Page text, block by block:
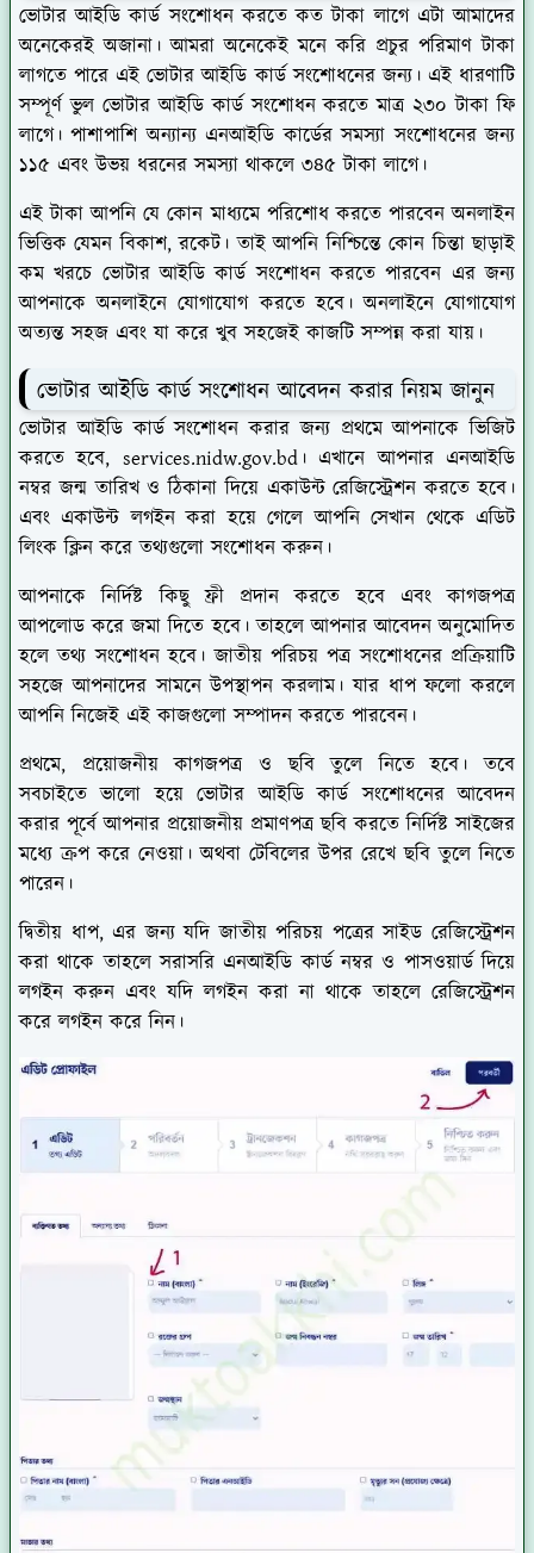
ভোটার আইডি কার্ড সংশোধন করতে কত টাকা লাগে এটা আমাদের
অনেকেরই অজানা। আমরা অনেকেই মনে করি প্রচুর পরিমাণ টাকা
লাগতে পারে এই ভোটার আইডি কার্ড সংশোধনের জন্য। এই ধারণাটি
সম্পূর্ণ ভুল ভোটার আইডি কার্ড সংশোধন করতে মাত্র ২৩০ টাকা ফি
লাগে। পাশাপাশি অন্যান্য এনআইডি কার্ডের সমস্যা সংশোধনের জন্য
১১৫ এবং উভয় ধরনের সমস্যা থাকলে ৩৪৫ টাকা লাগে।
এই টাকা আপনি যে কোন মাধ্যমে পরিশোধ করতে পারবেন অনলাইন
ভিত্তিক যেমন বিকাশ, রকেট। তাই আপনি নিশ্চিন্তে কোন চিন্তা ছাড়াই
কম খরচে ভোটার আইডি কার্ড সংশোধন করতে পারবেন এর জন্য
আপনাকে অনলাইনে যোগাযোগ করতে হবে। অনলাইনে যোগাযোগ
অত্যন্ত সহজ এবং যা করে খুব সহজেই কাজটি সম্পন্ন করা যায়।
ভোটার আইডি কার্ড সংশোধন আবেদন করার নিয়ম জানুন
ভোটার আইডি কার্ড সংশোধন করার জন্য প্রথমে আপনাকে ভিজিট
করতে হবে, services.nidw.gov.bd। এখানে আপনার এনআইডি
নম্বর জন্ম তারিখ ও ঠিকানা দিয়ে একাউন্ট রেজিস্ট্রেশন করতে হবে।
এবং একাউন্ট লগইন করা হয়ে গেলে আপনি সেখান থেকে এডিট
লিংক ক্লিন করে তথ্যগুলো সংশোধন করুন।
আপনাকে নির্দিষ্ট কিছু ফ্রী প্রদান করতে হবে এবং কাগজপত্র
আপলোড করে জমা দিতে হবে। তাহলে আপনার আবেদন অনুমোদিত
হলে তথ্য সংশোধন হবে। জাতীয় পরিচয় পত্র সংশোধনের প্রক্রিয়াটি
সহজে আপনাদের সামনে উপস্থাপন করলাম। যার ধাপ ফলো করলে
আপনি নিজেই এই কাজগুলো সম্পাদন করতে পারবেন।
প্রথমে, প্রয়োজনীয় কাগজপত্র ও ছবি তুলে নিতে হবে। তবে
সবচাইতে ভালো হয়ে ভোটার আইডি কার্ড সংশোধনের আবেদন
করার পূর্বে আপনার প্রয়োজনীয় প্রমাণপত্র ছবি করতে নির্দিষ্ট সাইজের
মধ্যে ক্রপ করে নেওয়া। অথবা টেবিলের উপর রেখে ছবি তুলে নিতে
পারেন।
দ্বিতীয় ধাপ,এর জন্য যদি জাতীয় পরিচয় পত্রের সাইড রেজিস্ট্রেশন
করা থাকে তাহলে সরাসরি এনআইডি কার্ড নম্বর ও পাসওয়ার্ড দিয়ে
লগইন করুন এবং যদি লগইন করা না থাকে তাহলে রেজিস্ট্রেশন
করে লগইন করে নিন।